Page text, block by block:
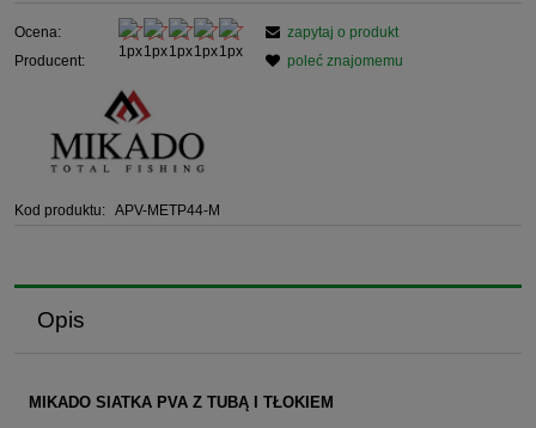
Ocena:
Producent:
Kod produktu: APV-METP44-M
zapytaj o produkt
poleć znajomemu
Opis
MIKADO SIATKA PVA Z TUBĄ I TŁOKIEM